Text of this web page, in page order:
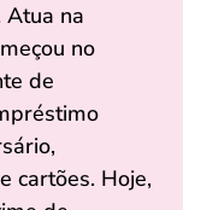
Atua na
no
de
cartões. Hoje,